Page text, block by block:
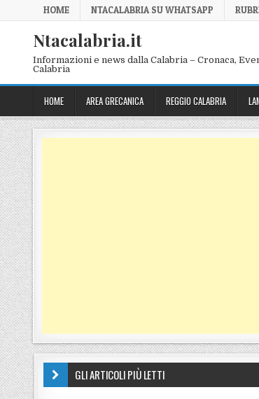
Skip to content
HOME NTACALABRIA SU WHATSAPP
Ntacalabria.it
Informazioni e news dalla Calabria – Cronaca,
Calabria
HOME AREA GRECANICA REGGIO CALABRIA
GLI ARTICOLI PIÙ LETTI